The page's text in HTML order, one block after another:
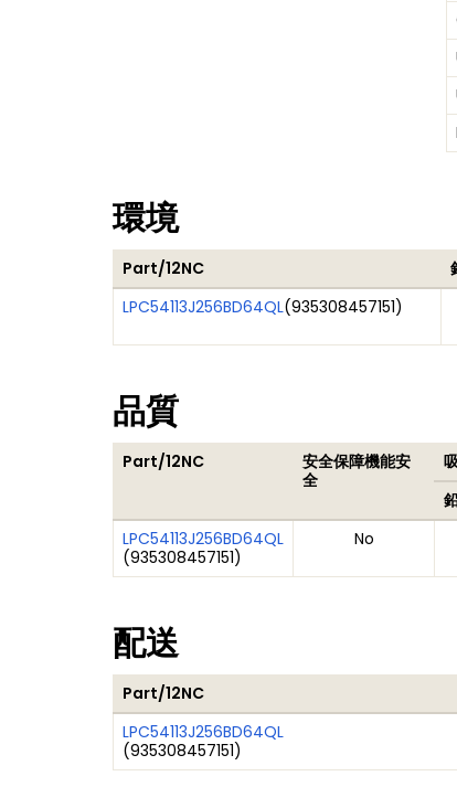
I
環境
Part/12NC
LPC54113J256BD64QL(935308457151)
品質
Part/12NC
安全保障機能安
全
LPC54113J256BD64QL
(935308457151)
No
配送
Part/12NC
LPC54113J256BD64QL
(935308457151)